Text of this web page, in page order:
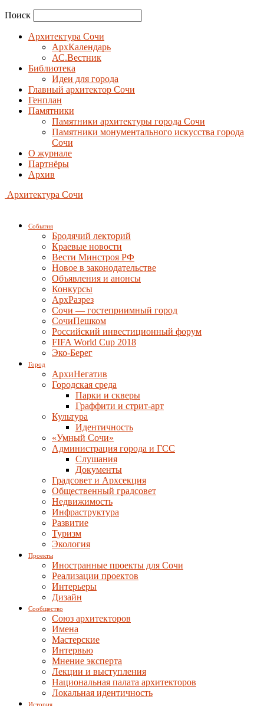
Поиск
Архитектура Сочи
АрхКалендарь
АС.Вестник
Библиотека
Идеи для города
Главный архитектор Сочи
Генплан
Памятники
Памятники архитектуры города Сочи
Памятники монументального искусства города
Сочи
О журнале
Партнёры
Архив
Архитектура Сочи
События
Бродячий лекторий
Краевые новости
Вести Минстроя РФ
Новое в законодательстве
Объявления и анонсы
Конкурсы
АрхРазрез
Сочи — гостеприимный город
СочиПешком
Российский инвестиционный форум
FIFA World Cup 2018
Эко-Берег
Город
АрхиНегатив
Городская среда
Парки и скверы
Граффити и стрит-арт
Культура
Идентичность
«Умный Сочи»
Администрация города и ГСС
Слушания
Документы
Градсовет и Архсекция
Общественный градсовет
Недвижимость
Инфраструктура
Развитие
Туризм
Экология
Проекты
Иностранные проекты для Сочи
Реализации проектов
Интерьеры
Дизайн
Сообщество
Союз архитекторов
Имена
Мастерские
Интервью
Мнение эксперта
Лекции и выступления
Национальная палата архитекторов
Локальная идентичность
История